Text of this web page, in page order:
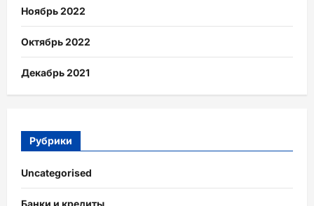
Ноябрь 2022
Октябрь 2022
Декабрь 2021
Рубрики
Uncategorised
Банки и кредиты